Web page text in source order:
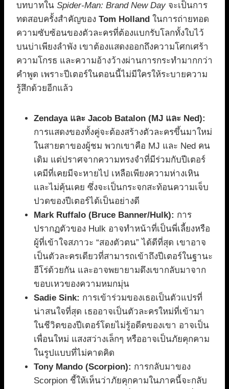
บทบาทใน Spider-Man: Brand New Day จะเป็นการ
ทดสอบครั้งสำคัญของ Tom Holland ในการถ่ายทอด
ความซับซ้อนของตัวละครที่ต้องแบกรับโลกทั้งใบไว้
บนบ่าเพียงลำพัง เขาต้องแสดงออกถึงความโศกเศร้า
ความโกรธ และความอ้างว้างผ่านการกระทำมากกว่า
คำพูด เพราะปีเตอร์ในตอนนี้ไม่มีใครให้ระบายความ
รู้สึกด้วยอีกแล้ว
Zendaya และ Jacob Batalon (MJ และ Ned):
การแสดงของทั้งคู่จะต้องสร้างตัวละครขึ้นมาใหม่
ในสายตาของผู้ชม พวกเขาคือ MJ และ Ned คน
เดิม แต่ปราศจากความทรงจำที่มีร่วมกับปีเตอร์
เคมีที่เคยมีจะหายไป เหลือเพียงความห่างเหิน
และไม่คุ้นเคย ซึ่งจะเป็นกระจกสะท้อนความเจ็บ
ปวดของปีเตอร์ได้เป็นอย่างดี
Mark Ruffalo (Bruce Banner/Hulk): การ
ปรากฏตัวของ Hulk อาจทำหน้าที่เป็นพี่เลี้ยงหรือ
ผู้ที่เข้าใจสภาวะ “สองตัวตน” ได้ดีที่สุด เขาอาจ
เป็นตัวละครเดียวที่สามารถเข้าถึงปีเตอร์ในฐานะ
ฮีโร่ด้วยกัน และอาจพยายามดึงเขากลับมาจาก
ขอบเหวของความหมกมุ่น
Sadie Sink: การเข้าร่วมของเธอเป็นตัวแปรที่
น่าสนใจที่สุด เธออาจเป็นตัวละครใหม่ที่เข้ามา
ในชีวิตของปีเตอร์โดยไม่รู้อดีตของเขา อาจเป็น
เพื่อนใหม่ แสงสว่างเล็กๆ หรืออาจเป็นภัยคุกคาม
ในรูปแบบที่ไม่คาดคิด
Tony Mando (Scorpion): การกลับมาของ
Scorpion ชี้ให้เห็นว่าภัยคุกคามในภาคนี้จะกลับ